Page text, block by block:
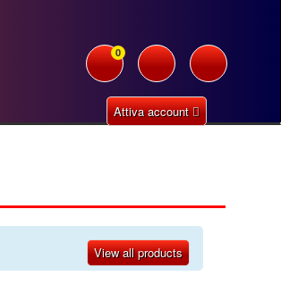
0
Attiva account
View all products